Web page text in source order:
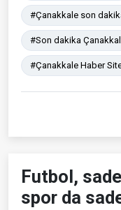
#Çanakkale son
#Son dakika
#Çanakkale Haber
Futbol,
spor da